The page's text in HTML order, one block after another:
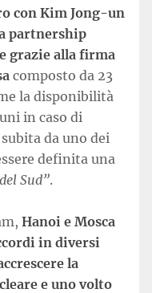
con Kim Jong-un
partnership
grazie alla firma
composto da 23
la disponibilità
in caso di
da uno dei
definita una
Sud”.
Hanoi e Mosca
in diversi
la
e uno volto